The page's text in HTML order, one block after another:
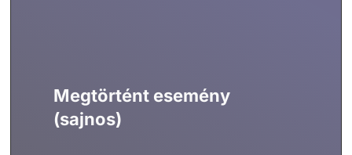
Megtörtént esemény
(sajnos)